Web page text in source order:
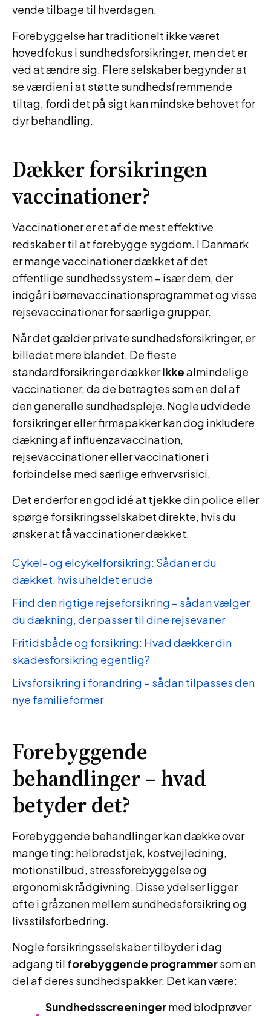
vende tilbage til hverdagen.
Forebyggelse har traditionelt ikke været
hovedfokus i sundhedsforsikringer, men det er
ved at ændre sig. Flere selskaber begynder at
se værdien i at støtte sundhedsfremmende
tiltag, fordi det på sigt kan mindske behovet for
dyr behandling.
Dækker forsikringen
vaccinationer?
Vaccinationer er et af de mest effektive
redskaber til at forebygge sygdom. I Danmark
er mange vaccinationer dækket af det
offentlige sundhedssystem – især dem, der
indgår i børnevaccinationsprogrammet og visse
rejsevaccinationer for særlige grupper.
Når det gælder private sundhedsforsikringer, er
billedet mere blandet. De fleste
standardforsikringer dækkerikkealmindelige
vaccinationer, da de betragtes som en del af
den generelle sundhedspleje. Nogle udvidede
forsikringer eller firmapakker kan dog inkludere
dækning af influenzavaccination,
rejsevaccinationer eller vaccinationer i
forbindelse med særlige erhvervsrisici.
Det er derfor en god idé at tjekke din police eller
spørge forsikringsselskabet direkte, hvis du
ønsker at få vaccinationer dækket.
Cykel- og elcykelforsikring: Sådan er du
dækket, hvis uheldet er ude
Find den rigtige rejseforsikring – sådan vælger
du dækning, der passer til dine rejsevaner
Fritidsbåde og forsikring: Hvad dækker din
skadesforsikring egentlig?
Livsforsikring i forandring – sådan tilpasses den
nye familieformer
Forebyggende
behandlinger – hvad
betyder det?
Forebyggende behandlinger kan dække over
mange ting: helbredstjek, kostvejledning,
motionstilbud, stressforebyggelse og
ergonomisk rådgivning. Disse ydelser ligger
ofte i gråzonen mellem sundhedsforsikring og
livsstilsforbedring.
Nogle forsikringsselskaber tilbyder i dag
adgang til forebyggende programmersom en
del af deres sundhedspakker. Det kan være:
Sundhedsscreeningermed blodprøver